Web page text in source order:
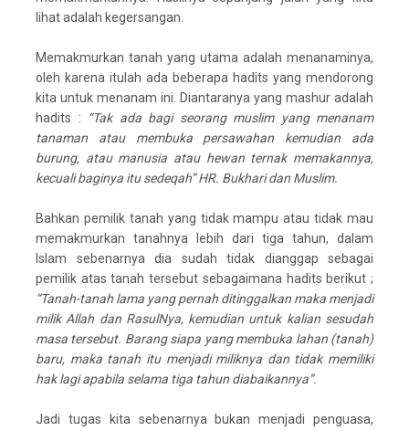
lihat adalah kegersangan.
Memakmurkan tanah yang utama adalah menanaminya,
oleh karena itulah ada beberapa hadits yang mendorong
kita untuk menanam ini. Diantaranya yang mashur adalah
hadits :
“Tak ada bagi seorang muslim yang menanam
tanaman atau membuka persawahan kemudian ada
burung, atau manusia atau hewan ternak memakannya,
kecuali baginya itu sedeqah” HR. Bukhari dan Muslim.
Bahkan pemilik tanah yang tidak mampu atau tidak mau
memakmurkan tanahnya lebih dari tiga tahun, dalam
Islam sebenarnya dia sudah tidak dianggap sebagai
pemilik atas tanah tersebut sebagaimana hadits berikut ;
“Tanah-tanah lama yang pernah ditinggalkan maka menjadi
milik Allah dan RasulNya, kemudian untuk kalian sesudah
masa tersebut. Barang siapa yang membuka lahan (tanah)
baru, maka tanah itu menjadi miliknya dan tidak memiliki
hak lagi apabila selama tiga tahun diabaikannya”.
Jadi tugas kita sebenarnya bukan menjadi penguasa,